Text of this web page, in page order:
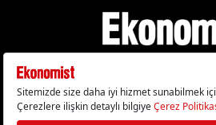
Gizlilik Politikası Çerez Politikası
KVKK Metni Künye